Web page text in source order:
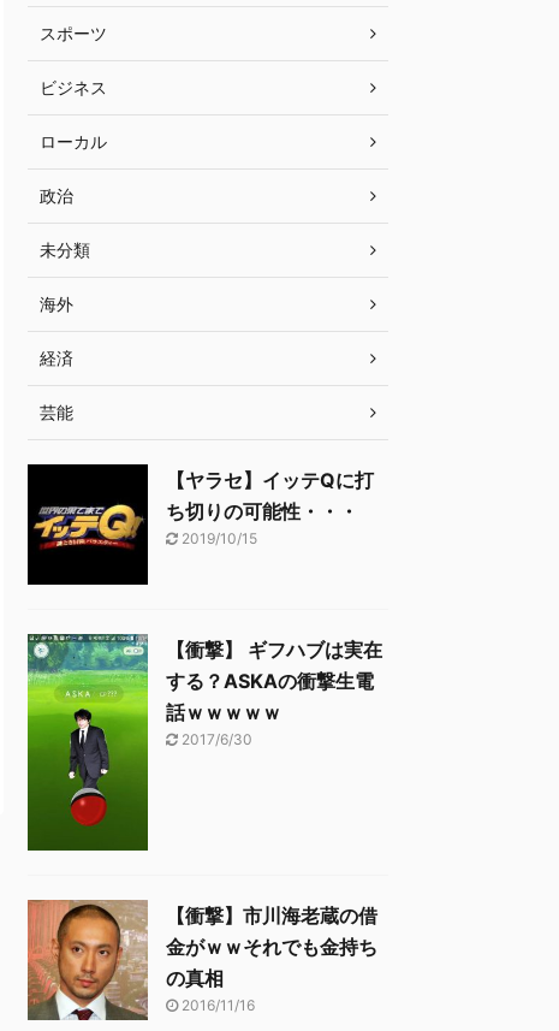
スポーツ
ビジネス
ローカル
政治
未分類
海外
経済
芸能
【ヤラセ】イッテQに打
ち切りの可能性・・・
2019/10/15
【衝撃】 ギフハブは実在
する？ASKAの衝撃生電
話ｗｗｗｗｗ
2017/6/30
【衝撃】市川海老蔵の借
金がｗｗそれでも金持ち
の真相
2016/11/16